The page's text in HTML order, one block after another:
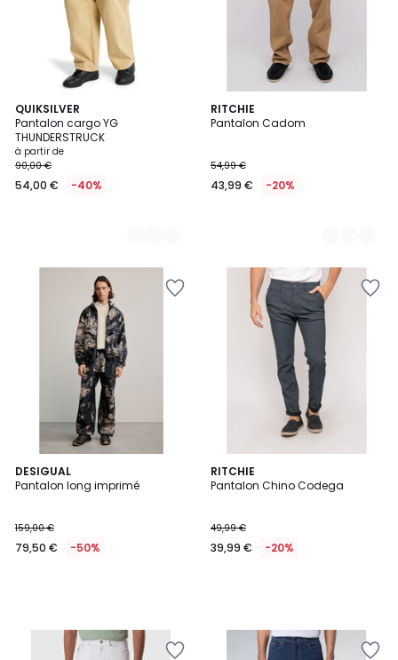
QUIKSILVER
Pantalon cargo YG
THUNDERSTRUCK
à partir de
90,00 €
54,00 € -40%
2
Couleurs
RITCHIE
Pantalon Cadom
54,99 €
43,99 € -20%
2
Couleurs
DESIGUAL
Pantalon long imprimé
159,00 €
79,50 € -50%
RITCHIE
Pantalon Chino Codega
49,99 €
39,99 € -20%